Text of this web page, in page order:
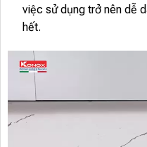
việc sử dụng trở nên dễ
hết.